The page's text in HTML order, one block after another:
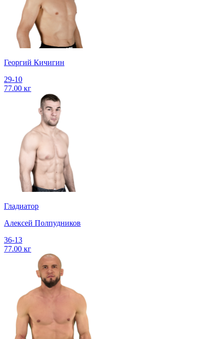
Георгий Кичигин
29-10
77.00 кг
Гладиатор
Алексей Полпудников
36-13
77.00 кг